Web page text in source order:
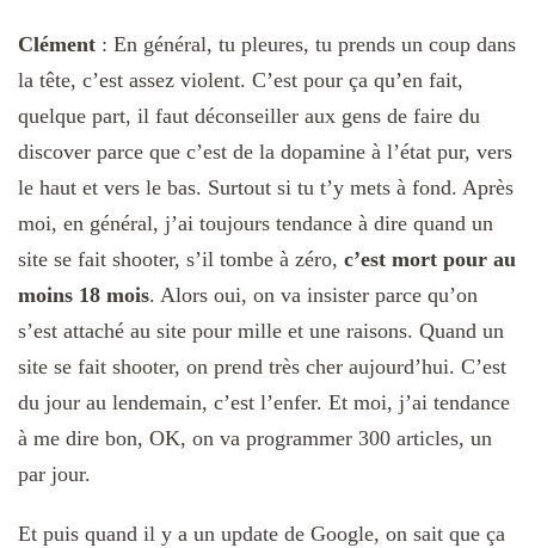
Clément : En général, tu pleures, tu prends un coup dans
la tête, c’est assez violent. C’est pour ça qu’en fait,
quelque part, il faut déconseiller aux gens de faire du
discover parce que c’est de la dopamine à l’état pur, vers
le haut et vers le bas. Surtout si tu t’y mets à fond. Après
moi, en général, j’ai toujours tendance à dire quand un
site se fait shooter, s’il tombe à zéro, c’est mort pour au
moins 18 mois. Alors oui, on va insister parce qu’on
s’est attaché au site pour mille et une raisons. Quand un
site se fait shooter, on prend très cher aujourd’hui. C’est
du jour au lendemain, c’est l’enfer. Et moi, j’ai tendance
à me dire bon, OK, on va programmer 300 articles, un
par jour.
Et puis quand il y a un update de Google, on sait que ça